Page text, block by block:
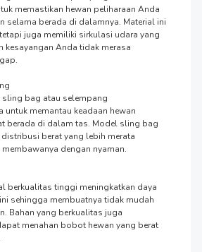
memastikan hewan peliharaan Anda
selama berada di dalamnya. Material ini
juga memiliki sirkulasi udara yang
kesayangan Anda tidak merasa
untuk memantau keadaan hewan
berada di dalam tas. Model sling bag
berat yang lebih merata
dengan nyaman.
sehingga membuatnya tidak mudah
Bahan yang berkualitas juga
menahan bobot hewan yang berat